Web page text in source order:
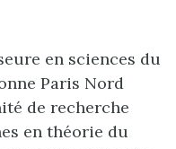
en sciences du
Paris Nord
de recherche
en théorie du